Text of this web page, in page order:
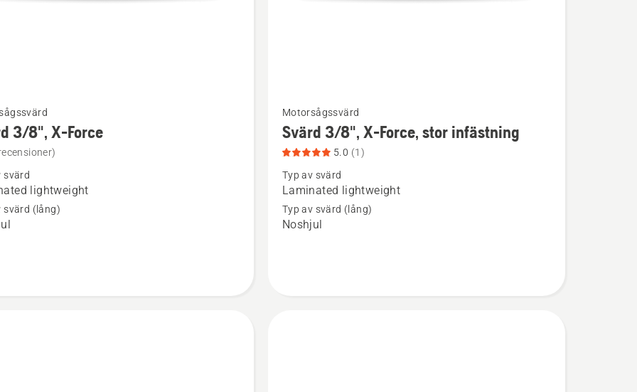
3/8", X-Force
svärd
lightweight
svärd (lång)
mer
information
Svärd
3/8",
Motorsågssvärd
Svärd 3/8", X-Force, stor infästning
5.0 (1)
Typ av svärd
Laminated lightweight
Typ av svärd (lång)
Noshjul